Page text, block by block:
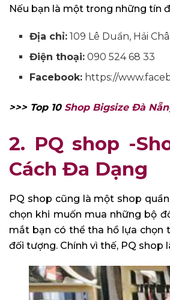
Nếu bạn là một trong những tín
Địa chỉ: 109 Lê Duẩn, Hải
Điện thoại: 090 524 68 33
Facebook: https://
>>> Top 10 Shop Bigsize Đà
2. PQ shop -
Cách Đa Dạng
PQ shop cũng là một shop
chọn khi muốn mua những bộ
mắt bạn có thể tha hồ lựa chọn
đối tượng. Chính vì thế, PQ shop